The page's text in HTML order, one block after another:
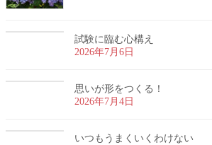
試験に臨む心構え
2026年7月6日
思いが形をつくる！
2026年7月4日
いつもうまくいくわけない